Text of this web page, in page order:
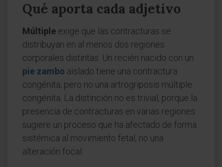
Qué aporta cada adjetivo
Múltiple exige que las contracturas se
distribuyan en al menos dos regiones
corporales distintas. Un recién nacido con un
pie zambo aislado tiene una contractura
congénita, pero no una artrogriposis múltiple
congénita. La distinción no es trivial, porque la
presencia de contracturas en varias regiones
sugiere un proceso que ha afectado de forma
sistémica al movimiento fetal, no una
alteración focal.